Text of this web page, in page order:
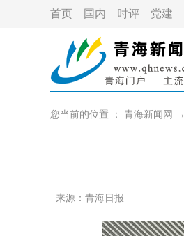
首页 国内 时评 党建
您当前的位置 ： 青海新闻网 →
来源：青海日报